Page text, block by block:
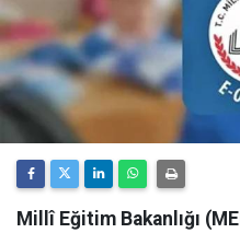
Millî Eğitim Bakanlığı